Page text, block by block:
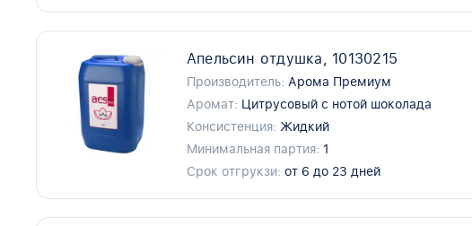
Апельсин отдушка, 10130215
Производитель: Арома Премиум
Аромат: Цитрусовый с нотой шоколада
Консистенция: Жидкий
Минимальная партия: 1
Срок отгрукзи: от 6 до 23 дней